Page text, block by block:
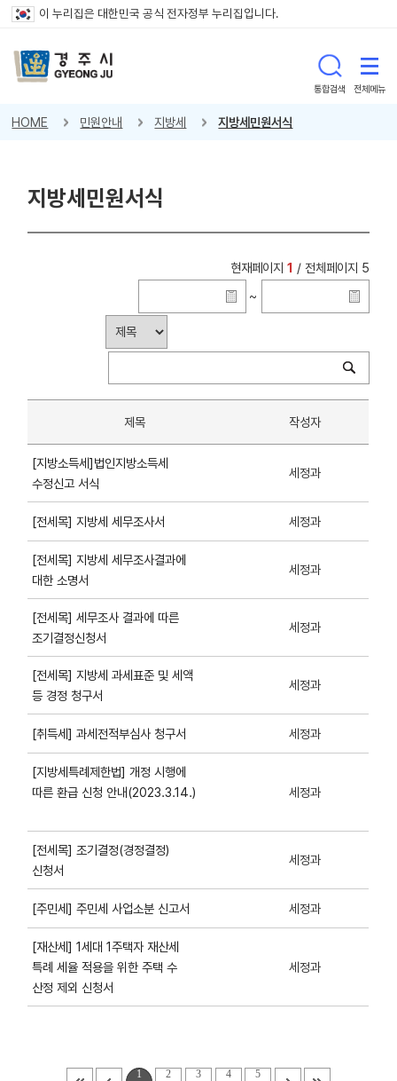
이 누리집은 대한민국 공식 전자정부 누리집입니다.
통합검색 전체메뉴
HOME 민원안내 지방세 지방세민원서식
지방세민원서식
현재페이지 1 / 전체페이지 5
~
제목 작성자
[지방소득세]법인지방소득세
수정신고 서식
세정과
[전세목] 지방세 세무조사서 세정과
[전세목] 지방세 세무조사결과에
대한 소명서
세정과
[전세목] 세무조사 결과에 따른
조기결정신청서
세정과
[전세목] 지방세 과세표준 및 세액
등 경정 청구서
세정과
[취득세] 과세전적부심사 청구서 세정과
[지방세특례제한법] 개정 시행에
따른 환급 신청 안내(2023.3.14.)
세정과
[전세목] 조기결정(경정결정)
신청서
세정과
[주민세] 주민세 사업소분 신고서 세정과
[재산세] 1세대 1주택자 재산세
특례 세율 적용을 위한 주택 수
산정 제외 신청서
세정과
1 2 3 4 5